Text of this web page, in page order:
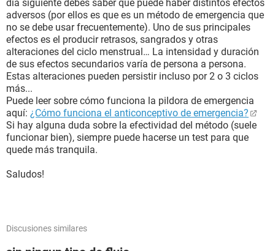
día siguiente debes saber que puede haber distintos efectos
adversos (por ellos es que es un método de emergencia que
no se debe usar frecuentemente). Uno de sus principales
efectos es el producir retrasos, sangrados y otras
alteraciones del ciclo menstrual… La intensidad y duración
de sus efectos secundarios varía de persona a persona.
Estas alteraciones pueden persistir incluso por 2 o 3 ciclos
más...
Puede leer sobre cómo funciona la pildora de emergencia
aquí: ¿Cómo funciona el anticonceptivo de emergencia?
Si hay alguna duda sobre la efectividad del método (suele
funcionar bien), siempre puede hacerse un test para que
quede más tranquila.
Saludos!
Discusiones similares